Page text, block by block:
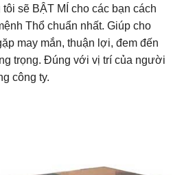
sẽ BẬT MÍ cho các bạn cách
Thổ chuẩn nhất. Giúp cho
may mắn, thuận lợi, đem đến
trọng. Đúng với vị trí của người
công ty.